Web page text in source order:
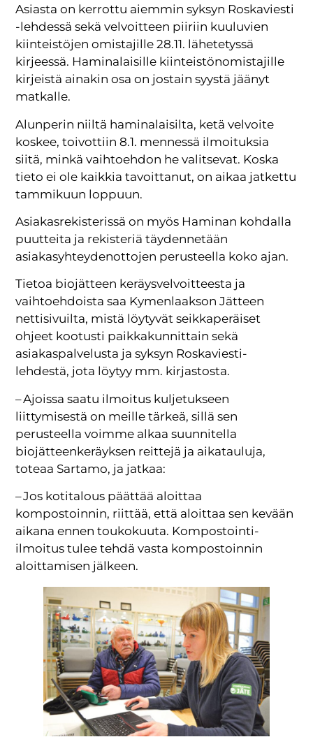
Asiasta on kerrottu aiemmin syksyn Roskaviesti
-lehdessä sekä velvoitteen piiriin kuuluvien
kiinteistöjen omistajille 28.11. lähetetyssä
kirjeessä. Haminalaisille kiinteistönomistajille
kirjeistä ainakin osa on jostain syystä jäänyt
matkalle.
Alunperin niiltä haminalaisilta, ketä velvoite
koskee, toivottiin 8.1. mennessä ilmoituksia
siitä, minkä vaihtoehdon he valitsevat. Koska
tieto ei ole kaikkia tavoittanut, on aikaa jatkettu
tammikuun loppuun.
Asiakasrekisterissä on myös Haminan kohdalla
puutteita ja rekisteriä täydennetään
asiakasyhteydenottojen perusteella koko ajan.
Tietoa biojätteen keräysvelvoitteesta ja
vaihtoehdoista saa Kymenlaakson Jätteen
nettisivuilta, mistä löytyvät seikkaperäiset
ohjeet kootusti paikkakunnittain sekä
asiakaspalvelusta ja syksyn Roskaviesti-
lehdestä, jota löytyy mm. kirjastosta.
– Ajoissa saatu ilmoitus kuljetukseen
liittymisestä on meille tärkeä, sillä sen
perusteella voimme alkaa suunnitella
biojätteenkeräyksen reittejä ja aikatauluja,
toteaa Sartamo, ja jatkaa:
– Jos kotitalous päättää aloittaa
kompostoinnin, riittää, että aloittaa sen kevään
aikana ennen toukokuuta. Kompostointi-
ilmoitus tulee tehdä vasta kompostoinnin
aloittamisen jälkeen.